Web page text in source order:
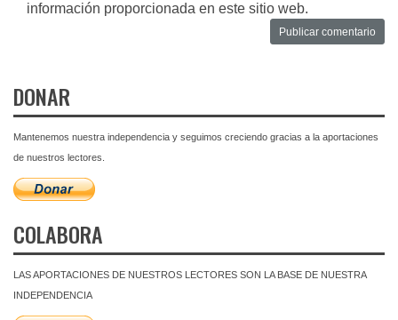
información proporcionada en este sitio web.
DONAR
Mantenemos nuestra independencia y seguimos creciendo gracias a la aportaciones
de nuestros lectores.
COLABORA
LAS APORTACIONES DE NUESTROS LECTORES SON LA BASE DE NUESTRA
INDEPENDENCIA